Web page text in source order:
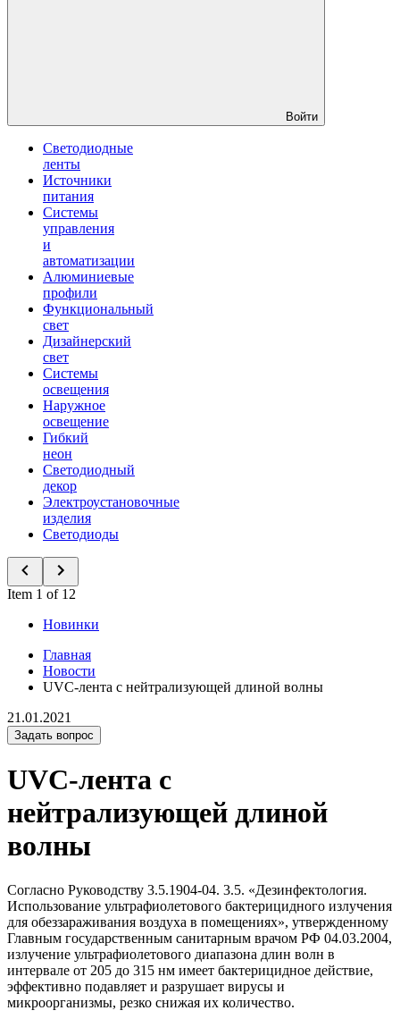
Войти
Светодиодные
ленты
Источники
питания
Системы
управления
и
автоматизации
Алюминиевые
профили
Функциональный
свет
Дизайнерский
свет
Системы
освещения
Наружное
освещение
Гибкий
неон
Светодиодный
декор
Электроустановочные
изделия
Светодиоды
Item 1 of 12
Новинки
Главная
Новости
UVC-лента с нейтрализующей длиной волны
21.01.2021
Задать вопрос
UVC-лента с
нейтрализующей длиной
волны
Согласно Руководству 3.5.1904-04. 3.5. «Дезинфектология.
Использование ультрафиолетового бактерицидного излучения
для обеззараживания воздуха в помещениях», утвержденному
Главным государственным санитарным врачом РФ 04.03.2004,
излучение ультрафиолетового диапазона длин волн в
интервале от 205 до 315 нм имеет бактерицидное действие,
эффективно подавляет и разрушает вирусы и
микроорганизмы, резко снижая их количество.